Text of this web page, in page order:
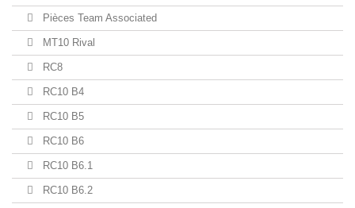
Pièces Team Associated
MT10 Rival
RC8
RC10 B4
RC10 B5
RC10 B6
RC10 B6.1
RC10 B6.2